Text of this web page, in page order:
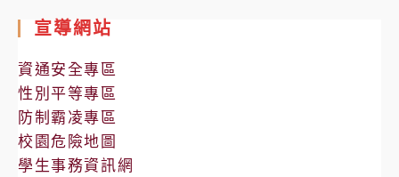
公
告
宣導網站
資通安全專區
性別平等專區
防制霸凌專區
校園危險地圖
學生事務資訊網